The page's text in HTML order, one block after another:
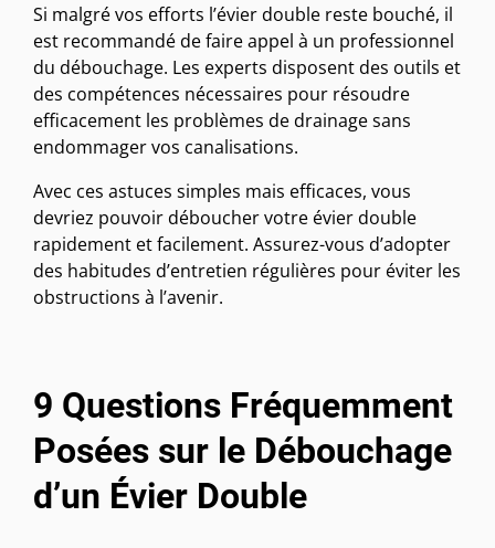
Si malgré vos efforts l’évier double reste bouché, il
est recommandé de faire appel à un professionnel
du débouchage. Les experts disposent des outils et
des compétences nécessaires pour résoudre
efficacement les problèmes de drainage sans
endommager vos canalisations.
Avec ces astuces simples mais efficaces, vous
devriez pouvoir déboucher votre évier double
rapidement et facilement. Assurez-vous d’adopter
des habitudes d’entretien régulières pour éviter les
obstructions à l’avenir.
9 Questions Fréquemment
Posées sur le Débouchage
d’un Évier Double